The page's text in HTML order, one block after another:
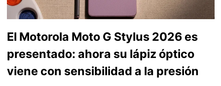
El Motorola Moto G Stylus 2026 es
presentado: ahora su lápiz óptico
viene con sensibilidad a la presión